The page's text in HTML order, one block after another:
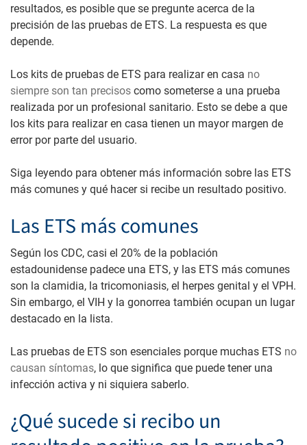
resultados, es posible que se pregunte acerca de la
precisión de las pruebas de ETS. La respuesta es que
depende.
Los kits de pruebas de ETS para realizar en casa no
siempre son tan precisos como someterse a una prueba
realizada por un profesional sanitario. Esto se debe a que
los kits para realizar en casa tienen un mayor margen de
error por parte del usuario.
Siga leyendo para obtener más información sobre las ETS
más comunes y qué hacer si recibe un resultado positivo.
Las ETS más comunes
Según los CDC, casi el 20% de la población
estadounidense padece una ETS, y las ETS más comunes
son la clamidia, la tricomoniasis, el herpes genital y el VPH.
Sin embargo, el VIH y la gonorrea también ocupan un lugar
destacado en la lista.
Las pruebas de ETS son esenciales porque muchas ETS no
causan síntomas, lo que significa que puede tener una
infección activa y ni siquiera saberlo.
¿Qué sucede si recibo un